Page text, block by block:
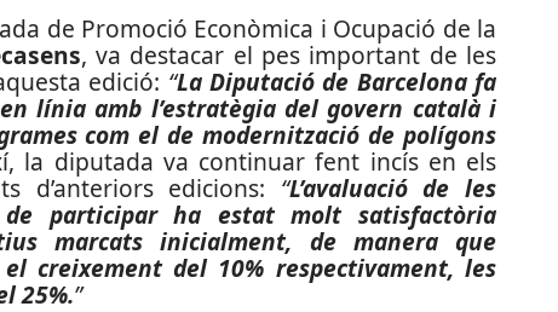
de Promoció Econòmica i Ocupació de la
, va destacar el pes important de les
edició: “La Diputació de Barcelona fa
línia amb l’estratègia del govern català i
com el de modernització de polígons
la diputada va continuar fent incís en els
d’anteriors edicions: “L’avaluació de les
participar ha estat molt satisfactòria
marcats inicialment, de manera que
creixement del 10% respectivament, les
25%.”